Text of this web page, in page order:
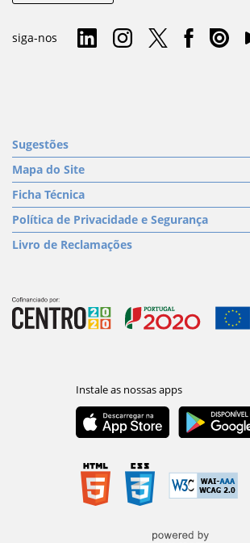
siga-nos
Sugestões
Mapa do Site
Ficha Técnica
Política de Privacidade e Segurança
Livro de Reclamações